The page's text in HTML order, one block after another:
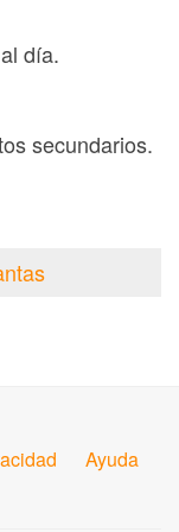
día.
secundarios.
Ayuda